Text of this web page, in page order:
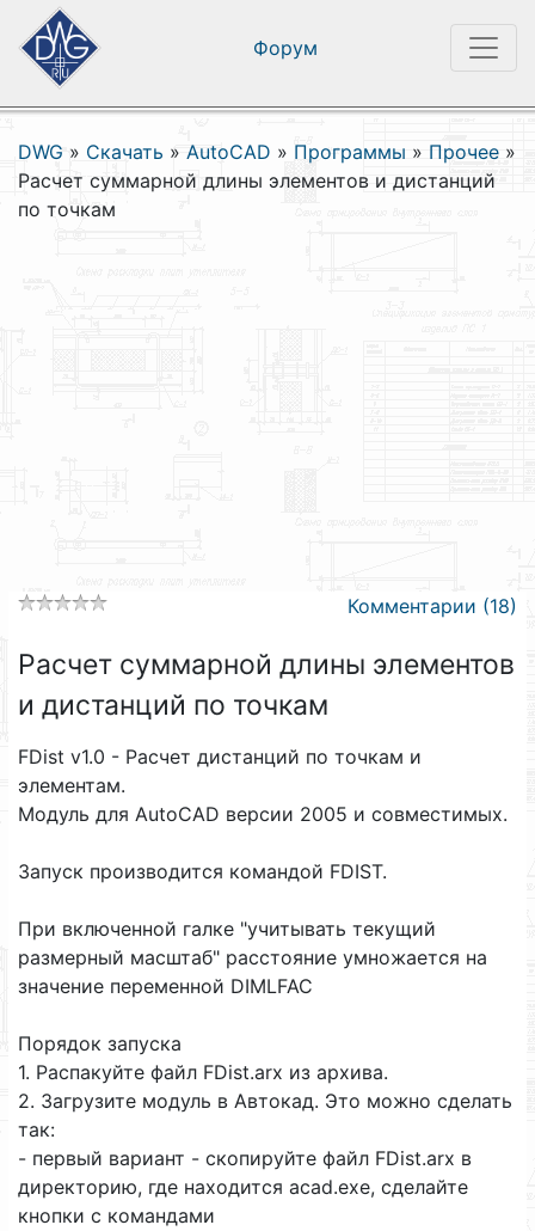
Форум
DWG » Скачать » AutoCAD » Программы » Прочее »
Расчет суммарной длины элементов и дистанций
по точкам
Комментарии (18)
Расчет суммарной длины элементов
и дистанций по точкам
FDist v1.0 - Расчет дистанций по точкам и
элементам.
Модуль для AutoCAD версии 2005 и совместимых.
Запуск производится командой FDIST.
При включенной галке "учитывать текущий
размерный масштаб" расстояние умножается на
значение переменной DIMLFAC
Порядок запуска
1. Распакуйте файл FDist.arx из архива.
2. Загрузите модуль в Автокад. Это можно сделать
так:
- первый вариант - скопируйте файл FDist.arx в
директорию, где находится acad.exe, сделайте
кнопки с командами